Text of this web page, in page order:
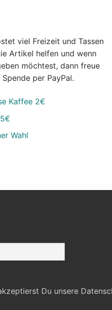
viel Freizeit und Tassen
Artikel helfen und wenn
möchtest, dann freue
per PayPal.
Kaffee 2€
Wahl
Du unsere